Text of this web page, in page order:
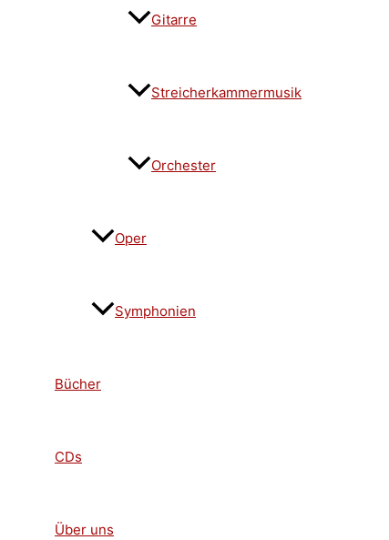
Gitarre
Streicherkammermusik
Orchester
Oper
Symphonien
Bücher
CDs
Über uns